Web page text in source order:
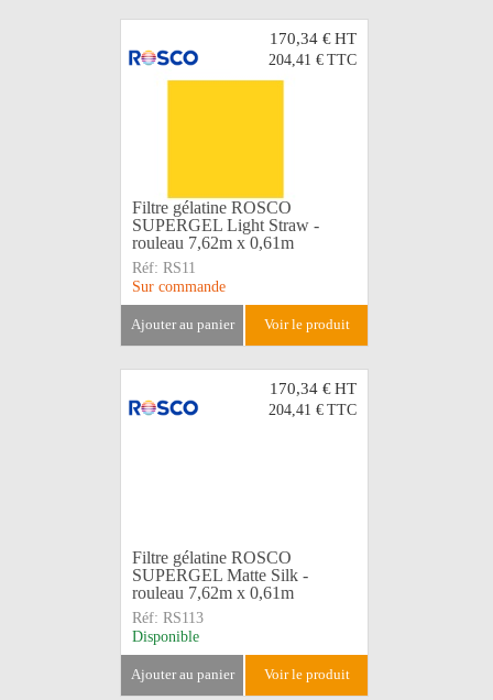
170,34 €HT
204,41 € TTC
Filtre gélatine ROSCO
SUPERGEL Light Straw -
rouleau 7,62m x 0,61m
Réf: RS11
Sur commande
ajouter au panier voir le produit
170,34 €HT
204,41 € TTC
Filtre gélatine ROSCO
SUPERGEL Matte Silk -
rouleau 7,62m x 0,61m
Réf: RS113
Disponible
ajouter au panier voir le produit